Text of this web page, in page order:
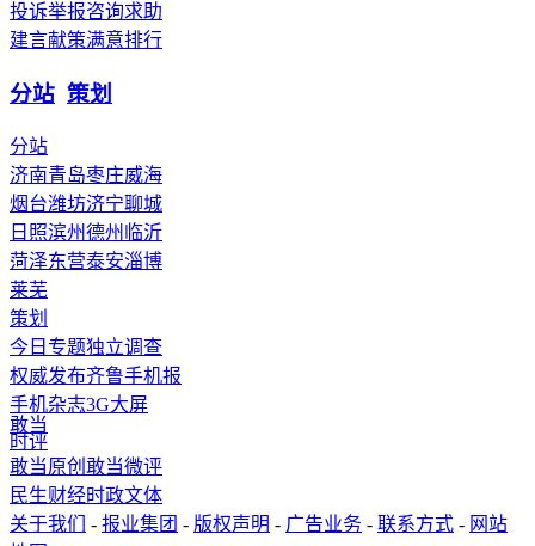
投诉举报咨询求助
建言献策满意排行
分站 策划
分站
济南青岛枣庄威海
烟台潍坊济宁聊城
日照滨州德州 临沂
菏泽东营泰安淄博
莱芜
策划
今日专题独立调查
权威发布齐鲁手机报
手机杂志3G大屏
敢当
时评
敢当原创 敢当微评
民生财经时政文体
关于我们
- 报业集团 - 版权声明 - 广告业务 - 联系方式 - 网站